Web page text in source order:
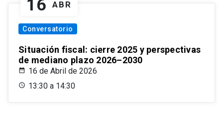
16 ABR
Conversatorio
Situación fiscal: cierre 2025 y perspectivas
de mediano plazo 2026–2030
16 de Abril de 2026
13:30 a 14:30